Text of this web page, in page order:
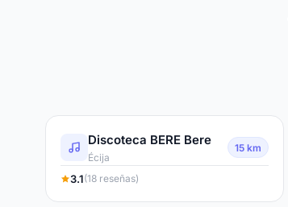
Discoteca BERE Bere
Écija
15 km
3.1(18 reseñas)